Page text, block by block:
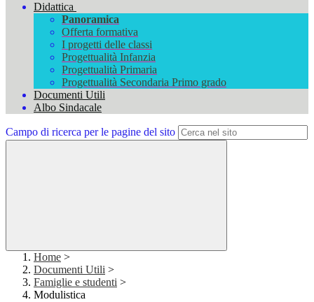
Didattica
Panoramica
Offerta formativa
I progetti delle classi
Progettualità Infanzia
Progettualità Primaria
Progettualità Secondaria Primo grado
Documenti Utili
Albo Sindacale
Campo di ricerca per le pagine del sito
Home >
Documenti Utili >
Famiglie e studenti >
Modulistica